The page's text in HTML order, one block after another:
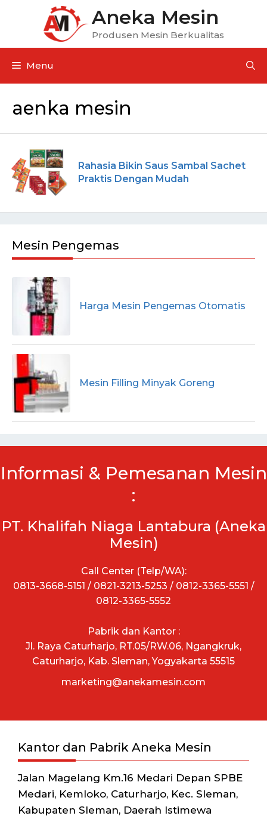
Aneka Mesin
Produsen Mesin Berkualitas
Menu
aenka mesin
Rahasia Bikin Saus Sambal Sachet
Praktis Dengan Mudah
Mesin Pengemas
Harga Mesin Pengemas Otomatis
Mesin Filling Minyak Goreng
Informasi & Pemesanan Mesin
:
PT. Khalifah Niaga Lantabura (Aneka
Mesin)
Call Center (Telp/WA):
0813-3668-5151 / 0821-3213-5253 / 0812-3365-5551 /
0812-3365-5552
Pabrik dan Kantor :
Jl. Raya Caturharjo, RT.05/RW.06, Ngangkruk,
Caturharjo, Kab. Sleman, Yogyakarta 55515
marketing@anekamesin.com
Kantor dan Pabrik Aneka Mesin
Jalan Magelang Km.16 Medari Depan SPBE
Medari, Kemloko, Caturharjo, Kec. Sleman,
Kabupaten Sleman, Daerah Istimewa